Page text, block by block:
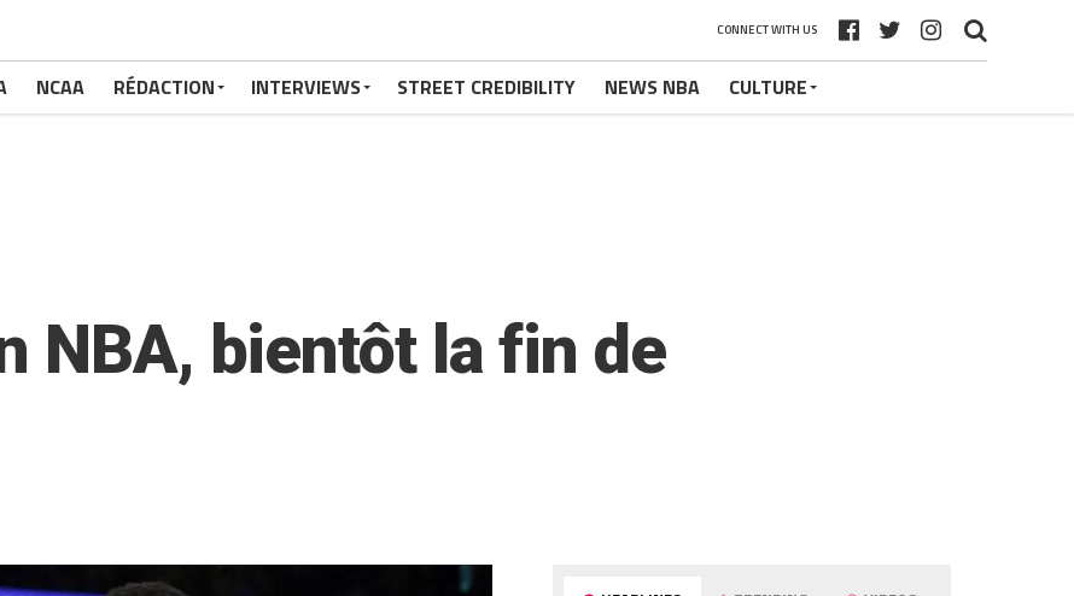
CONNECT WITH US
NCAA RÉDACTION INTERVIEWS STREET CREDIBILITY NEWS NBA CULTURE
NBA, bientôt la fin de